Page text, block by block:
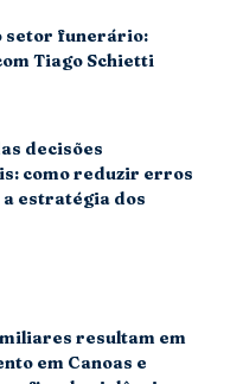
setor funerário:
Tiago Schietti
decisões
como reduzir erros
estratégia dos
resultam em
em Canoas e